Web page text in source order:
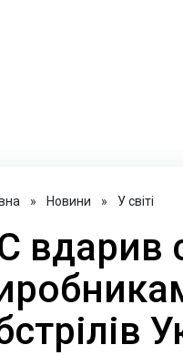
» Новини » У світі
вдарив